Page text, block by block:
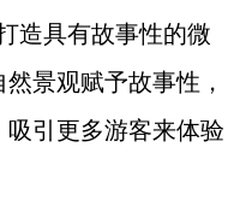
造具有故事性的微
景观赋予故事性，
引更多游客来体验